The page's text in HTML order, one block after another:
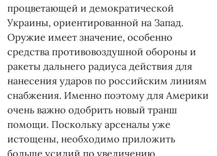
процветающей и демократической
Украины, ориентированной на Запад.
Оружие имеет значение, особенно
средства противовоздушной обороны и
ракеты дальнего радиуса действия для
нанесения ударов по российским линиям
снабжения. Именно поэтому для Америки
очень важно одобрить новый транш
помощи. Поскольку арсеналы уже
истощены, необходимо приложить
больше усилий по увеличению